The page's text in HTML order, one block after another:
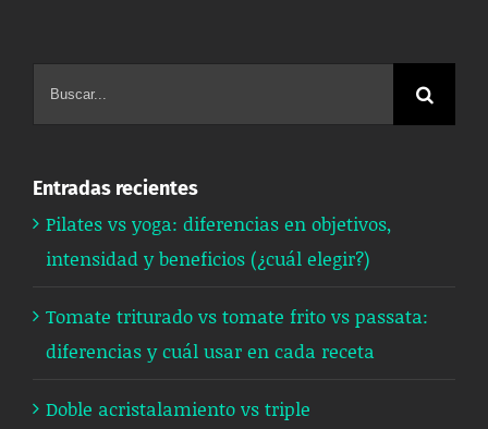
Entradas recientes
Pilates vs yoga: diferencias en objetivos,
intensidad y beneficios (¿cuál elegir?)
Tomate triturado vs tomate frito vs passata:
diferencias y cuál usar en cada receta
Doble acristalamiento vs triple